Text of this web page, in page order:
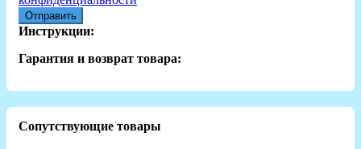
Отправить
Инструкции:
Гарантия и возврат товара:
Сопутствующие товары